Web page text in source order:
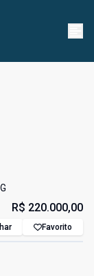
R$ 220.000,00
Favorito